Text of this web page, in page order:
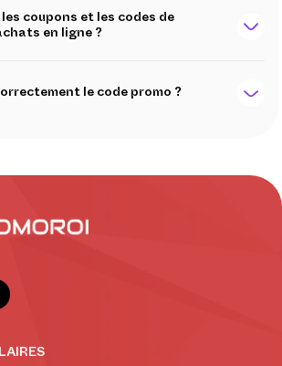
coupons et les codes de
en ligne ?
le code promo ?